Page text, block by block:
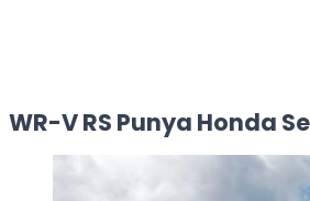
WR-V RS Punya Honda